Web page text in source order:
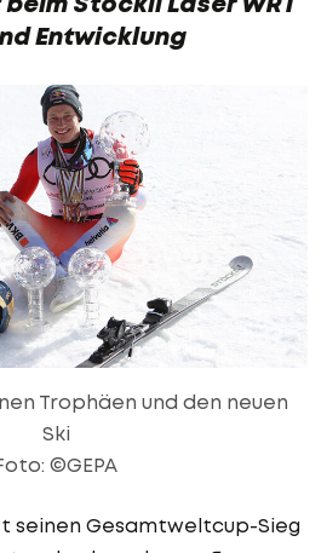
Entwicklung
Trophäen und den neuen
Ski
©GEPA
seinen Gesamtweltcup-Sieg